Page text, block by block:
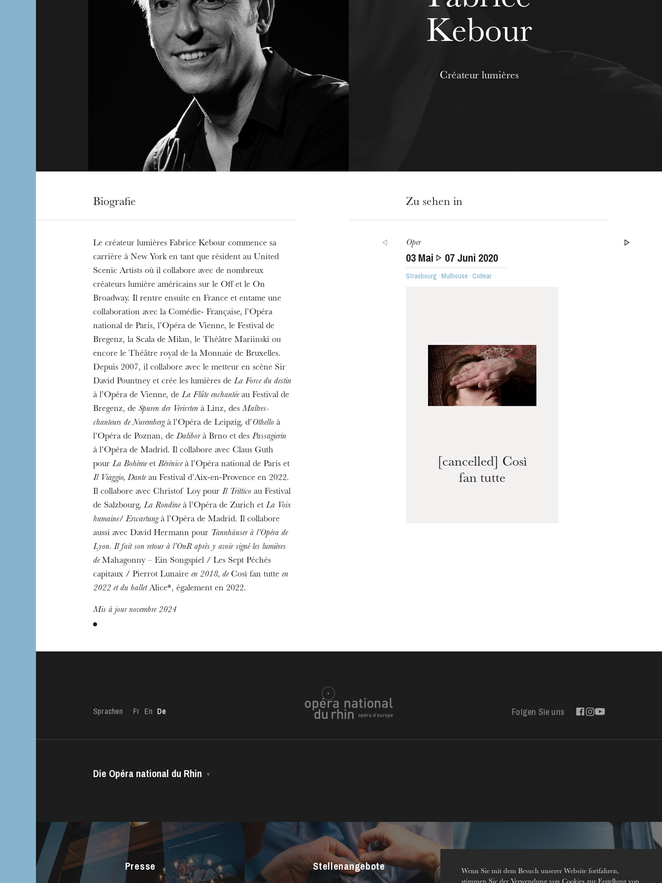
Wenn Sie mit dem Besuch unserer Website fortfahren,
Führungen durch die Oper
Kebour
Créateur lumières
Biografie
Le créateur lumières Fabrice Kebour commence sa
carrière à New York en tant que résident au United
Scenic Artists où il collabore avec de nombreux
créateurs lumière américains sur le Off et le On
Broadway. Il rentre ensuite en France et entame une
collaboration avec la Comédie- Française, l’Opéra
national de Paris, l’Opéra de Vienne, le Festival de
Bregenz, la Scala de Milan, le Théâtre Mariinski ou
encore le Théâtre royal de la Monnaie de Bruxelles.
Depuis 2007, il collabore avec le metteur en scène Sir
David Pountney et crée les lumières de La Force du destin
à l’Opéra de Vienne, de La Flûte enchantéeau Festival de
Bregenz, de Spuren der Verirrtenà Linz, desMaîtres-
chanteurs de Nurembergà l’Opéra de Leipzig, d’Othelloà
l’Opéra de Poznan, deDaliborà Brno et des Passagierin
à l’Opéra de Madrid. Il collabore avec Claus Guth
pour La Bohèmeet Béréniceà l’Opéra national de Paris et
Il Viaggio, Danteau Festival d’Aix-en-Provence en 2022.
Il collabore avec Christof Loy pour Il Tritticoau Festival
de Salzbourg, La Rondineà l’Opéra de Zurich et La Voix
humaine/ Erwartungà l’Opéra de Madrid. Il collabore
aussi avec David Hermann pour Tannhäuser à l’Opéra de
Lyon. Il fait son retour à l’OnR après y avoir signé les lumières
de Mahagonny – Ein Songspiel / Les Sept Péchés
capitaux / Pierrot Lunaire en 2018, de Così fan tutte en
2022 et du ballet Alice*, également en 2022.
Mis à jour novembre 2024
Zu sehen in
Oper
03 Mai 07 Juni 2020
Strasbourg · Mulhouse · Colmar
[cancelled] Così
fan tutte
Sprachen Fr En De Folgen Sie uns
Die Opéra national du Rhin
Intendanz
Das CCN • Ballett der Opéra national
Presse Stellenangebote Kontakt